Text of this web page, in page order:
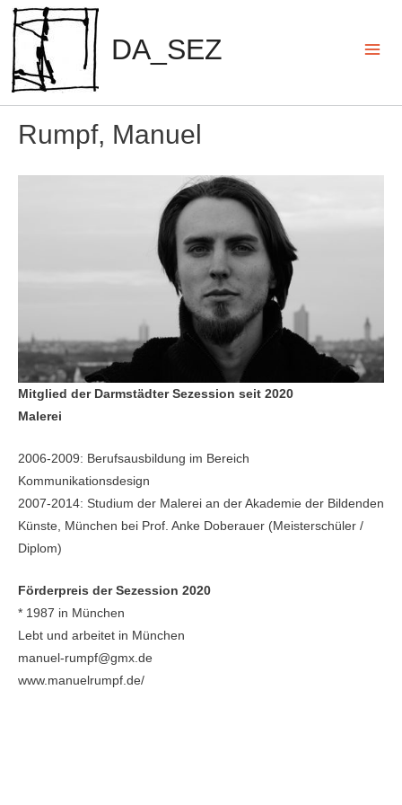
Zum
Inhalt
springen
DA_SEZ
Rumpf, Manuel
Mitglied der Darmstädter Sezession seit 2020
Malerei
2006-2009: Berufsausbildung im Bereich
Kommunikationsdesign
2007-2014: Studium der Malerei an der Akademie der Bildenden
Künste, München bei Prof. Anke Doberauer (Meisterschüler /
Diplom)
Förderpreis der Sezession 2020
* 1987 in München
Lebt und arbeitet in München
manuel-rumpf@gmx.de
www.manuelrumpf.de/